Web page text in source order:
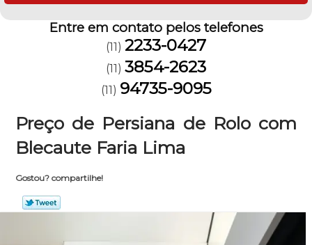
Entre em contato pelos telefones
(11) 2233-0427
(11) 3854-2623
(11) 94735-9095
Preço de Persiana de Rolo com
Blecaute Faria Lima
Gostou? compartilhe!